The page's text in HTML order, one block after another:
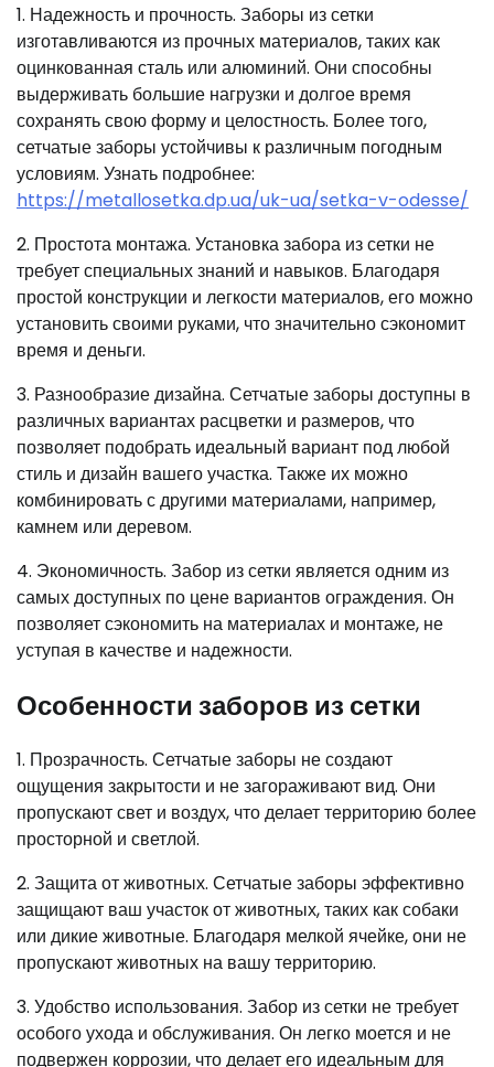
1. Надежность и прочность. Заборы из сетки
изготавливаются из прочных материалов, таких как
оцинкованная сталь или алюминий. Они способны
выдерживать большие нагрузки и долгое время
сохранять свою форму и целостность. Более того,
сетчатые заборы устойчивы к различным погодным
условиям. Узнать подробнее:
https://metallosetka.dp.ua/uk-ua/setka-v-odesse/
2. Простота монтажа. Установка забора из сетки не
требует специальных знаний и навыков. Благодаря
простой конструкции и легкости материалов, его можно
установить своими руками, что значительно сэкономит
время и деньги.
3. Разнообразие дизайна. Сетчатые заборы доступны в
различных вариантах расцветки и размеров, что
позволяет подобрать идеальный вариант под любой
стиль и дизайн вашего участка. Также их можно
комбинировать с другими материалами, например,
камнем или деревом.
4. Экономичность. Забор из сетки является одним из
самых доступных по цене вариантов ограждения. Он
позволяет сэкономить на материалах и монтаже, не
уступая в качестве и надежности.
Особенности заборов из сетки
1. Прозрачность. Сетчатые заборы не создают
ощущения закрытости и не загораживают вид. Они
пропускают свет и воздух, что делает территорию более
просторной и светлой.
2. Защита от животных. Сетчатые заборы эффективно
защищают ваш участок от животных, таких как собаки
или дикие животные. Благодаря мелкой ячейке, они не
пропускают животных на вашу территорию.
3. Удобство использования. Забор из сетки не требует
особого ухода и обслуживания. Он легко моется и не
подвержен коррозии, что делает его идеальным для